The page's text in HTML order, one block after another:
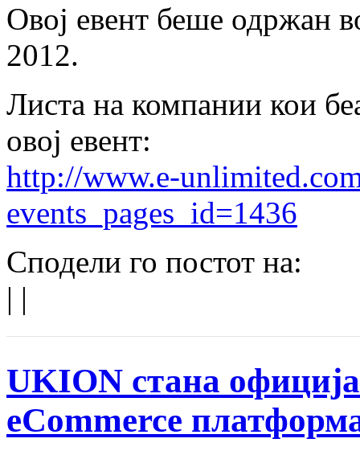
Овој евент беше одржан
2012.
Листа на компании кои
овој евент:
http://www.e-
events_pages_id=1436
Сподели го постот на:
| |
UKION стана
eCommerce